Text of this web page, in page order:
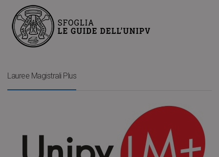
Lauree Magistrali Plus